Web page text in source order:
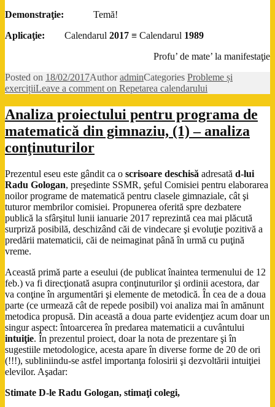
Demonstraţie: Temă!
Aplicaţie: Calendarul 2017 ≡ Calendarul 1989
Profu’ de mate’ la manifestaţie
Posted on 18/02/2017AuthoradminCategories Probleme și
exercițiiLeave a comment on Repetarea calendarului
Analiza proiectului pentru programa de
matematică din gimnaziu, (1) – analiza
conţinuturilor
Prezentul eseu este gândit ca o scrisoare deschisă adresată d-lui
Radu Gologan, preşedinte SSMR, şeful Comisiei pentru elaborarea
noilor programe de matematică pentru clasele gimnaziale, cât şi
tuturor membrilor comisiei. Propunerea oferită spre dezbatere
publică la sfârşitul lunii ianuarie 2017 reprezintă cea mai plăcută
surpriză posibilă, deschizând căi de vindecare şi evoluţie pozitivă a
predării matematicii, căi de neimaginat până în urmă cu puţină
vreme.
Această primă parte a eseului (de publicat înaintea termenului de 12
feb.) va fi direcţionată asupra conţinuturilor şi ordinii acestora, dar
va conţine în argumentări şi elemente de metodică. În cea de a doua
parte (ce urmează cât de repede posibil) voi analiza mai în amănunt
metodica propusă. Din această a doua parte evidenţiez acum doar un
singur aspect: întoarcerea în predarea matematicii a cuvântului
intuiţie. În prezentul proiect, doar la nota de prezentare şi în
sugestiile metodologice, acesta apare în diverse forme de 20 de ori
(!!!), subliniindu-se astfel importanţa folosirii şi dezvoltării intuiţiei
elevilor. Aşadar:
Stimate D-le Radu Gologan, stimaţi colegi,